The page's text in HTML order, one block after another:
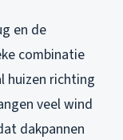
en de
combinatie
huizen richting
veel wind
dakpannen